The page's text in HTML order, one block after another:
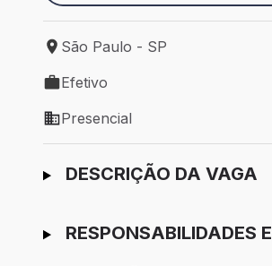
Local de trabalho: São Paulo - SP
São Paulo - SP
Tipo de vaga: Efetivo
Efetivo
Modelo de trabalho: Presencial
Presencial
Ir para candidatura
DESCRIÇÃO DA VAGA
RESPONSABILIDADES E